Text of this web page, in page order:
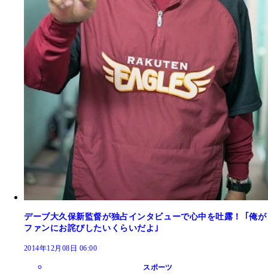
デーブ大久保新監督が独占インタビューで心中を吐露！ ｢俺が
ファンにお詫びしたいくらいだよ｣
2014年12月08日 06:00
スポーツ